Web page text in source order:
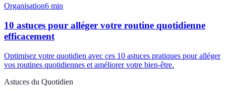
Organisation6 min
10 astuces pour alléger votre routine quotidienne
efficacement
Optimisez votre quotidien avec ces 10 astuces pratiques pour alléger
vos routines quotidiennes et améliorer votre bien-être.
Astuces du Quotidien